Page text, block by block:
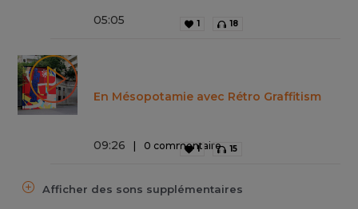
05:05 1 18
En Mésopotamie avec Rétro Graffitism
09:26 0 commentaire
1 15
Afficher des sons supplémentaires